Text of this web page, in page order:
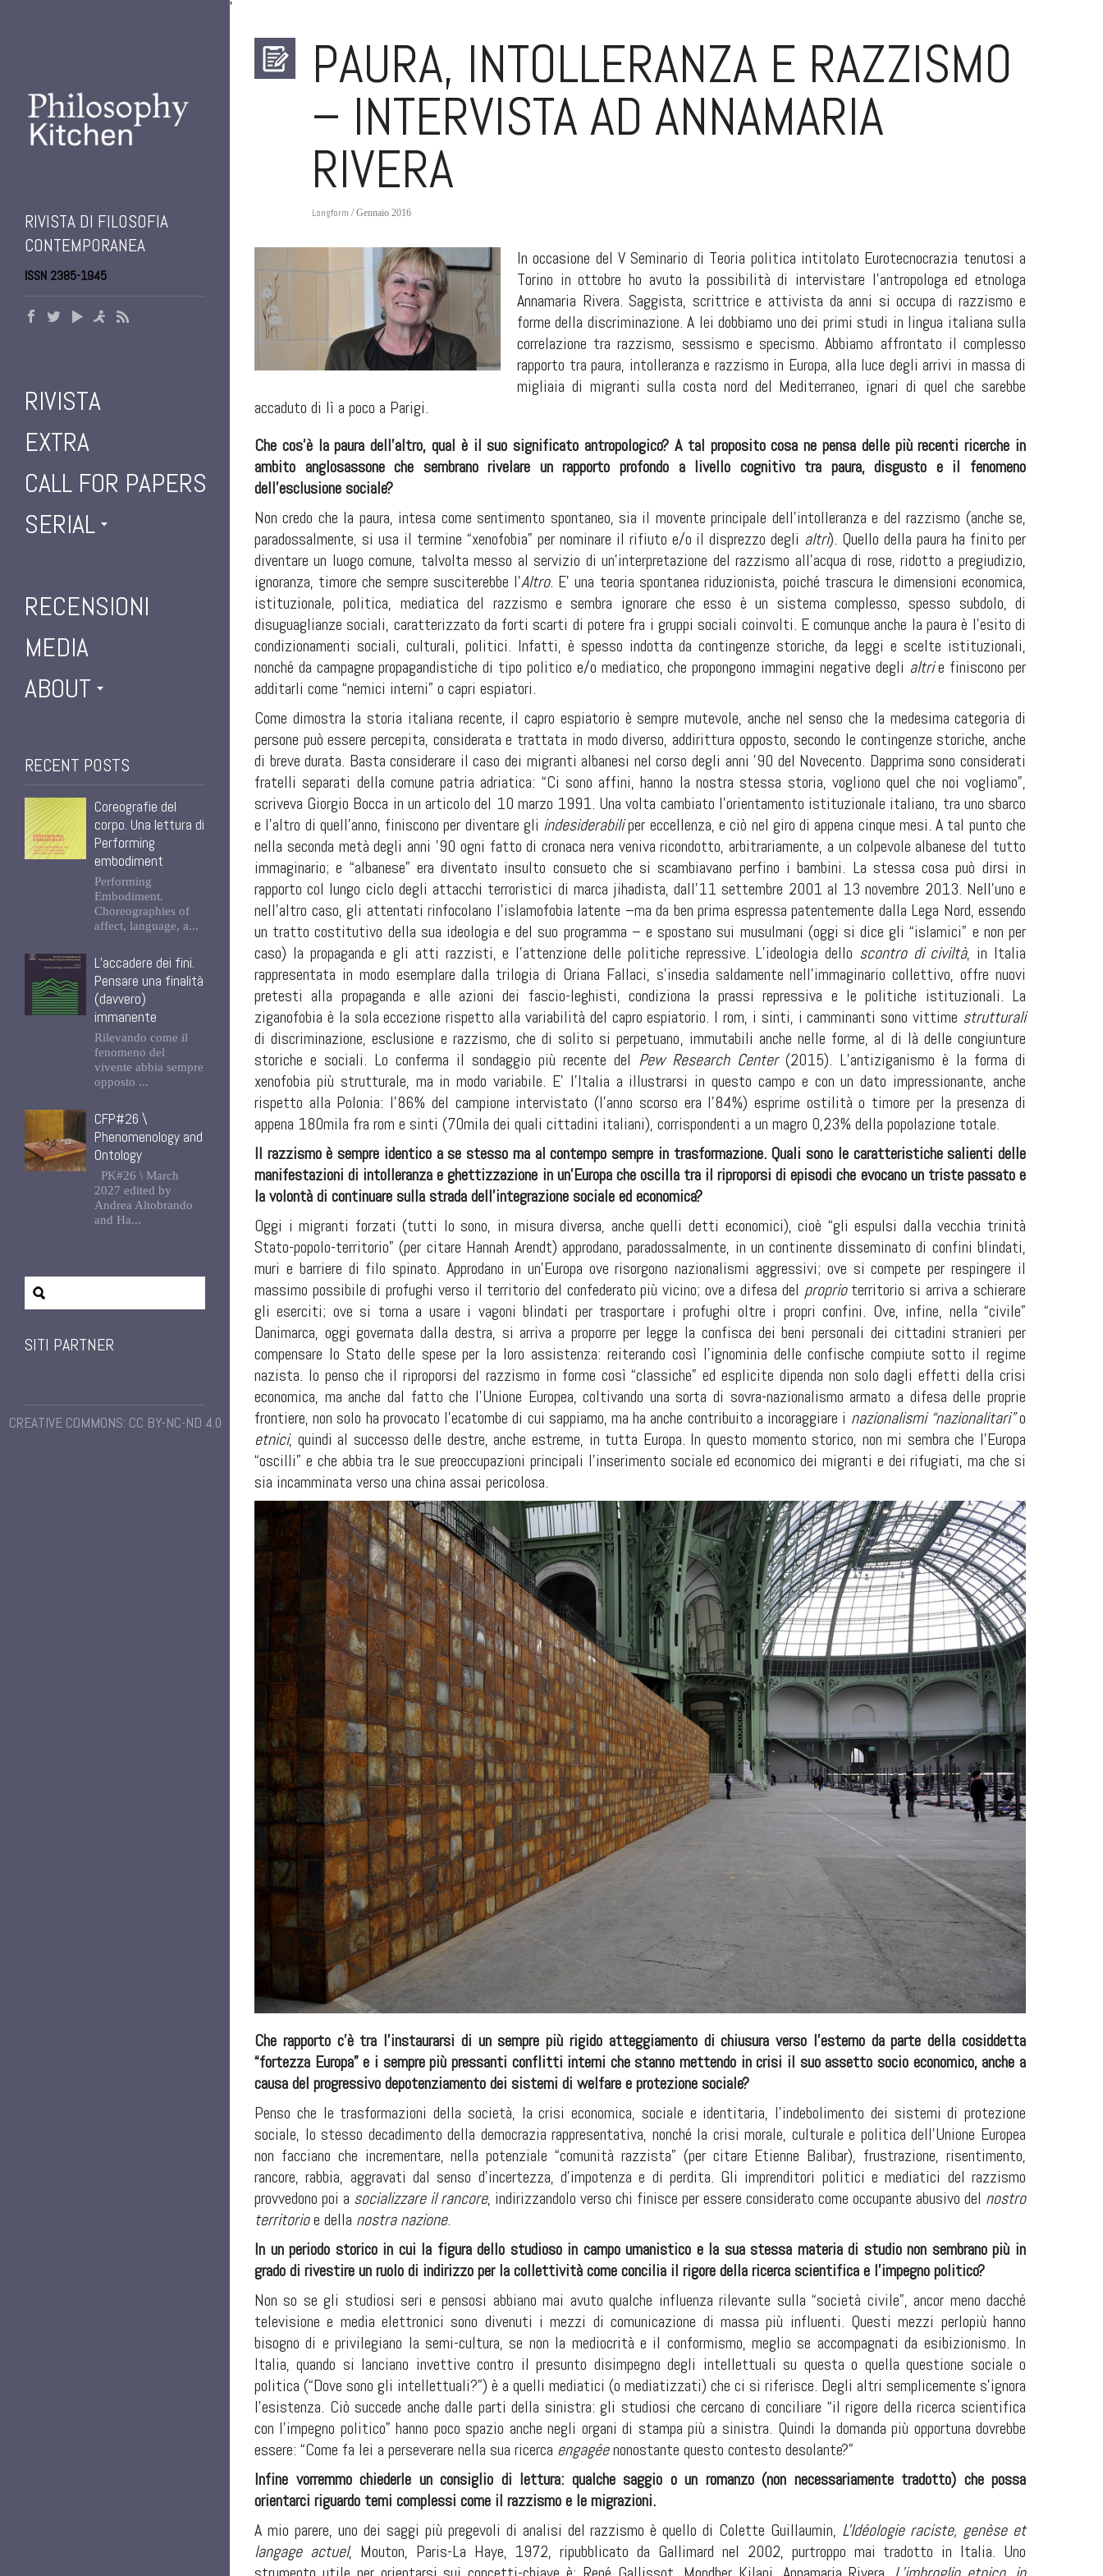
'
RIVISTA DI FILOSOFIA
CONTEMPORANEA
ISSN 2385-1945
RIVISTA
EXTRA
CALL FOR PAPERS
SERIAL
RECENSIONI
MEDIA
ABOUT
RECENT POSTS
Coreografie del
corpo. Una lettura di
Performing
embodiment
Performing
Embodiment.
Choreographies of
affect, language, a...
L’accadere dei fini.
Pensare una finalità
(davvero)
immanente
Rilevando come il
fenomeno del
vivente abbia sempre
opposto ...
CFP#26 \
Phenomenology and
Ontology
PK#26 \ March
2027 edited by
Andrea Altobrando
and Ha...
SITI PARTNER
CREATIVE COMMONS: CC BY-NC-ND 4.0
PAURA, INTOLLERANZA E RAZZISMO
– INTERVISTA AD ANNAMARIA
RIVERA
Longform / Gennaio 2016
In occasione del V Seminario di Teoria politica intitolato Eurotecnocrazia tenutosi a
Torino in ottobre ho avuto la possibilità di intervistare l’antropologa ed etnologa
Annamaria Rivera. Saggista, scrittrice e attivista da anni si occupa di razzismo e
forme della discriminazione. A lei dobbiamo uno dei primi studi in lingua italiana sulla
correlazione tra razzismo, sessismo e specismo. Abbiamo affrontato il complesso
rapporto tra paura, intolleranza e razzismo in Europa, alla luce degli arrivi in massa di
migliaia di migranti sulla costa nord del Mediterraneo, ignari di quel che sarebbe
accaduto di lì a poco a Parigi.
Che cos’è la paura dell’altro, qual è il suo significato antropologico? A tal proposito cosa ne pensa delle più recenti ricerche in
ambito anglosassone che sembrano rivelare un rapporto profondo a livello cognitivo tra paura, disgusto e il fenomeno
dell’esclusione sociale?
Non credo che la paura, intesa come sentimento spontaneo, sia il movente principale dell’intolleranza e del razzismo (anche se,
paradossalmente, si usa il termine “xenofobia” per nominare il rifiuto e/o il disprezzo degli altri). Quello della paura ha finito per
diventare un luogo comune, talvolta messo al servizio di un’interpretazione del razzismo all’acqua di rose, ridotto a pregiudizio,
ignoranza, timore che sempre susciterebbe l’Altro. E’ una teoria spontanea riduzionista, poiché trascura le dimensioni economica,
istituzionale, politica, mediatica del razzismo e sembra ignorare che esso è un sistema complesso, spesso subdolo, di
disuguaglianze sociali, caratterizzato da forti scarti di potere fra i gruppi sociali coinvolti. E comunque anche la paura è l’esito di
condizionamenti sociali, culturali, politici. Infatti, è spesso indotta da contingenze storiche, da leggi e scelte istituzionali,
nonché da campagne propagandistiche di tipo politico e/o mediatico, che propongono immagini negative degli altrie finiscono per
additarli come “nemici interni” o capri espiatori.
Come dimostra la storia italiana recente, il capro espiatorio è sempre mutevole, anche nel senso che la medesima categoria di
persone può essere percepita, considerata e trattata in modo diverso, addirittura opposto, secondo le contingenze storiche, anche
di breve durata. Basta considerare il caso dei migranti albanesi nel corso degli anni ’90 del Novecento. Dapprima sono considerati
fratelli separati della comune patria adriatica: “Ci sono affini, hanno la nostra stessa storia, vogliono quel che noi vogliamo”,
scriveva Giorgio Bocca in un articolo del 10 marzo 1991. Una volta cambiato l’orientamento istituzionale italiano, tra uno sbarco
e l’altro di quell’anno, finiscono per diventare gli indesiderabiliper eccellenza, e ciò nel giro di appena cinque mesi. A tal punto che
nella seconda metà degli anni ’90 ogni fatto di cronaca nera veniva ricondotto, arbitrariamente, a un colpevole albanese del tutto
immaginario; e “albanese” era diventato insulto consueto che si scambiavano perfino i bambini. La stessa cosa può dirsi in
rapporto col lungo ciclo degli attacchi terroristici di marca jihadista, dall’11 settembre 2001 al 13 novembre 2013. Nell’uno e
nell’altro caso, gli attentati rinfocolano l’islamofobia latente –ma da ben prima espressa patentemente dalla Lega Nord, essendo
un tratto costitutivo della sua ideologia e del suo programma – e spostano sui musulmani (oggi si dice gli “islamici” e non per
caso) la propaganda e gli atti razzisti, e l’attenzione delle politiche repressive. L’ideologia dello scontro di civiltà, in Italia
rappresentata in modo esemplare dalla trilogia di Oriana Fallaci, s’insedia saldamente nell’immaginario collettivo, offre nuovi
pretesti alla propaganda e alle azioni dei fascio-leghisti, condiziona la prassi repressiva e le politiche istituzionali. La
ziganofobia è la sola eccezione rispetto alla variabilità del capro espiatorio. I rom, i sinti, i camminanti sono vittime strutturali
di discriminazione, esclusione e razzismo, che di solito si perpetuano, immutabili anche nelle forme, al di là delle congiunture
storiche e sociali. Lo conferma il sondaggio più recente del Pew Research Center(2015). L’antiziganismo è la forma di
xenofobia più strutturale, ma in modo variabile. E’ l’Italia a illustrarsi in questo campo e con un dato impressionante, anche
rispetto alla Polonia: l’86% del campione intervistato (l’anno scorso era l’84%) esprime ostilità o timore per la presenza di
appena 180mila fra rom e sinti (70mila dei quali cittadini italiani), corrispondenti a un magro 0,23% della popolazione totale.
Il razzismo è sempre identico a se stesso ma al contempo sempre in trasformazione. Quali sono le caratteristiche salienti delle
manifestazioni di intolleranza e ghettizzazione in un’Europa che oscilla tra il riproporsi di episodi che evocano un triste passato e
la volontà di continuare sulla strada dell’integrazione sociale ed economica?
Oggi i migranti forzati (tutti lo sono, in misura diversa, anche quelli detti economici), cioè “gli espulsi dalla vecchia trinità
Stato-popolo-territorio” (per citare Hannah Arendt) approdano, paradossalmente, in un continente disseminato di confini blindati,
muri e barriere di filo spinato. Approdano in un’Europa ove risorgono nazionalismi aggressivi; ove si compete per respingere il
massimo possibile di profughi verso il territorio del confederato più vicino; ove a difesa del proprioterritorio si arriva a schierare
gli eserciti; ove si torna a usare i vagoni blindati per trasportare i profughi oltre i propri confini. Ove, infine, nella “civile”
Danimarca, oggi governata dalla destra, si arriva a proporre per legge la confisca dei beni personali dei cittadini stranieri per
compensare lo Stato delle spese per la loro assistenza: reiterando così l’ignominia delle confische compiute sotto il regime
nazista. Io penso che il riproporsi del razzismo in forme così “classiche” ed esplicite dipenda non solo dagli effetti della crisi
economica, ma anche dal fatto che l’Unione Europea, coltivando una sorta di sovra-nazionalismo armato a difesa delle proprie
frontiere, non solo ha provocato l’ecatombe di cui sappiamo, ma ha anche contribuito a incoraggiare i nazionalismi “nazionalitari”o
etnici, quindi al successo delle destre, anche estreme, in tutta Europa. In questo momento storico, non mi sembra che l’Europa
“oscilli” e che abbia tra le sue preoccupazioni principali l’inserimento sociale ed economico dei migranti e dei rifugiati, ma che si
sia incamminata verso una china assai pericolosa.
Che rapporto c’è tra l’instaurarsi di un sempre più rigido atteggiamento di chiusura verso l’esterno da parte della cosiddetta
“fortezza Europa” e i sempre più pressanti conflitti interni che stanno mettendo in crisi il suo assetto socio economico, anche a
causa del progressivo depotenziamento dei sistemi di welfare e protezione sociale?
Penso che le trasformazioni della società, la crisi economica, sociale e identitaria, l’indebolimento dei sistemi di protezione
sociale, lo stesso decadimento della democrazia rappresentativa, nonché la crisi morale, culturale e politica dell’Unione Europea
non facciano che incrementare, nella potenziale “comunità razzista” (per citare Etienne Balibar), frustrazione, risentimento,
rancore, rabbia, aggravati dal senso d’incertezza, d’impotenza e di perdita. Gli imprenditori politici e mediatici del razzismo
provvedono poi a socializzare il rancore, indirizzandolo verso chi finisce per essere considerato come occupante abusivo del nostro
territorioe della nostra nazione.
In un periodo storico in cui la figura dello studioso in campo umanistico e la sua stessa materia di studio non sembrano più in
grado di rivestire un ruolo di indirizzo per la collettività come concilia il rigore della ricerca scientifica e l’impegno politico?
Non so se gli studiosi seri e pensosi abbiano mai avuto qualche influenza rilevante sulla “società civile”, ancor meno dacché
televisione e media elettronici sono divenuti i mezzi di comunicazione di massa più influenti. Questi mezzi perlopiù hanno
bisogno di e privilegiano la semi-cultura, se non la mediocrità e il conformismo, meglio se accompagnati da esibizionismo. In
Italia, quando si lanciano invettive contro il presunto disimpegno degli intellettuali su questa o quella questione sociale o
politica (“Dove sono gli intellettuali?”) è a quelli mediatici (o mediatizzati) che ci si riferisce. Degli altri semplicemente s’ignora
l’esistenza. Ciò succede anche dalle parti della sinistra: gli studiosi che cercano di conciliare “il rigore della ricerca scientifica
con l’impegno politico” hanno poco spazio anche negli organi di stampa più a sinistra. Quindi la domanda più opportuna dovrebbe
essere: “Come fa lei a perseverare nella sua ricerca engagéenonostante questo contesto desolante?”
Infine vorremmo chiederle un consiglio di lettura: qualche saggio o un romanzo (non necessariamente tradotto) che possa
orientarci riguardo temi complessi come il razzismo e le migrazioni.
A mio parere, uno dei saggi più pregevoli di analisi del razzismo è quello di Colette Guillaumin, L'Idéologie raciste, genèse et
langage actuel, Mouton, Paris-La Haye, 1972, ripubblicato da Gallimard nel 2002, purtroppo mai tradotto in Italia. Uno